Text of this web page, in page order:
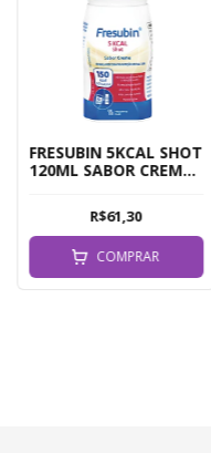
FRESUBIN 5KCAL SHOT
120ML SABOR CREME -
R$61,30
COMPRAR